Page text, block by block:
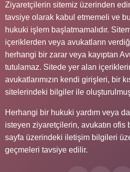
Ziyaretçilerin sitemiz üzerinden
tavsiye olarak kabul etmemeli ve
hukuki işlem başlatmamalıdır.
içeriklerden veya avukatların
herhangi bir zarar veya kayıptan
tutulamaz. Sitede yer alan
avukatlarımızın kendi girişleri, bir
sitelerindeki bilgiler ile
Herhangi bir hukuki yardım veya
isteyen ziyaretçilerin, avukatın ofis
sayfa üzerindeki iletişim bilgileri
geçmeleri tavsiye edilir.